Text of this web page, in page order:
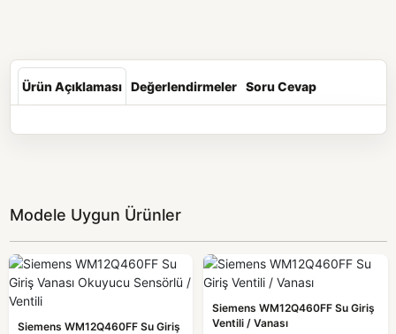
Ürün Açıklaması Değerlendirmeler Soru Cevap
Modele Uygun Ürünler
Siemens WM12Q460FF Su Giriş
Siemens WM12Q460FF Su Giriş
Ventili / Vanası